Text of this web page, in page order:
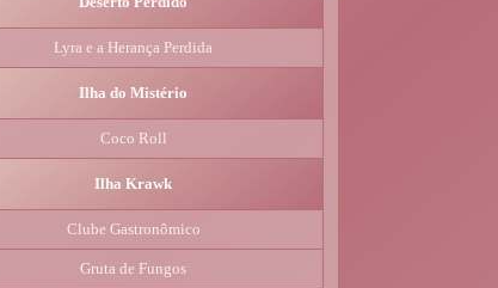
Lyra e a Herança Perdida
Ilha do Mistério
Coco Roll
Ilha Krawk
Clube Gastronômico
Gruta de Fungos